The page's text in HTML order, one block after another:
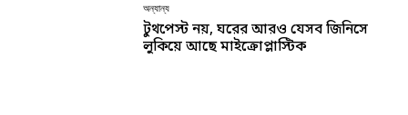
অন্যান্য
টুথপেস্ট নয়, ঘরের আরও যেসব জিনিসে
লুকিয়ে আছে মাইক্রোপ্লাস্টিক